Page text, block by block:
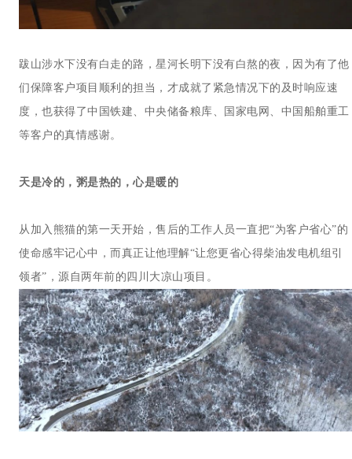
跋山涉水下没有白走的路，星河长明下没有白熬的夜，因为有了他
们保障客户项目顺利的担当，才成就了紧急情况下的及时响应速
度，也获得了中国铁建、中央储备粮库、国家电网、中国船舶重工
等客户的真情感谢。
天是冷的，粥是热的，心是暖的
从加入熊猫的第一天开始，售后的工作人员一直把“为客户省心”的
使命感牢记心中，而真正让他理解“让您更省心得柴油发电机组引
领者”，源自两年前的四川大凉山项目。